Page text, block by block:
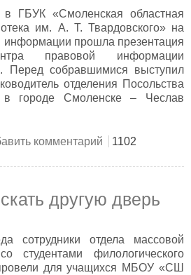
ГБУК «Смоленская областная
им. А. Т. Твардовского» на
информации прошла презентация
правовой информации
Перед собравшимися выступил
отделения Посольства
городе Смоленске – Чеслав
Национального центра
комментарий
1102
другую дверь
сотрудники отдела массовой
студентами филологического
для учащихся МБОУ «СШ